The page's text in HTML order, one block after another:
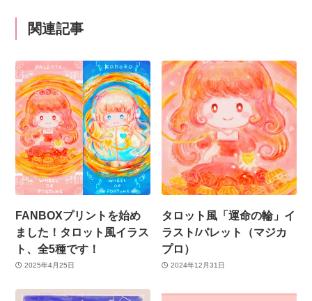
関連記事
FANBOXプリントを始め
ました！タロット風イラス
ト、全5種です！
2025年4月25日
タロット風「運命の輪」イ
ラスト/パレット（マジカ
プロ）
2024年12月31日